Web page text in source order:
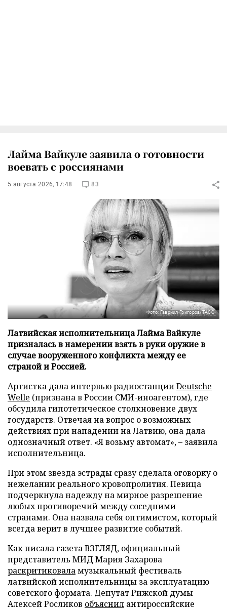
Лайма Вайкуле заявила о готовности
воевать с россиянами
5 августа 2026, 17:48 83
Фото: Гавриил Григоров/ТАСС
Латвийская исполнительница Лайма Вайкуле
призналась в намерении взять в руки оружие в
случае вооруженного конфликта между ее
страной и Россией.
Артистка дала интервью радиостанцииDeutsche
Welle (признана в России СМИ-иноагентом), где
обсудила гипотетическое столкновение двух
государств. Отвечая на вопрос о возможных
действиях при нападении на Латвию, она дала
однозначный ответ. «Я возьму автомат», – заявила
исполнительница.
При этом звезда эстрады сразу сделала оговорку о
нежелании реального кровопролития. Певица
подчеркнула надежду на мирное разрешение
любых противоречий между соседними
странами. Она назвала себя оптимистом, который
всегда верит в лучшее развитие событий.
Как писала газета ВЗГЛЯД, официальный
представитель МИД Мария Захарова
раскритиковаламузыкальный фестиваль
латвийской исполнительницы за эксплуатацию
советского формата. Депутат Рижской думы
Алексей Росликов объяснил антироссийские